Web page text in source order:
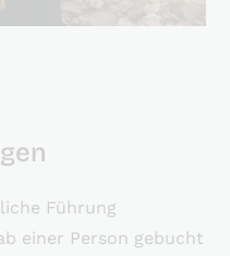
Führung
einer Person gebucht